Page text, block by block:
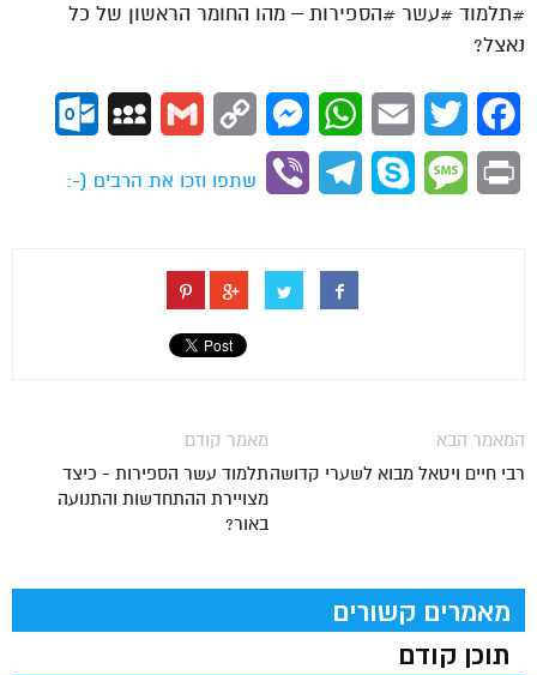
#תלמוד #עשר #הספירות – מהו החומר הראשון של כל
נאצל?
Facebook
Twitter
Email
WhatsApp
Messenger
Copy
Gmail
MySpace
Print
Message
Skype
Telegram
Viber
שתפו וזכו את הרבים (-:
מאמר קודם
תלמוד עשר הספירות - כיצד
מצויירת ההתחדשות והתנועה
באור?
המאמר הבא
רבי חיים ויטאל מבוא לשערי קדושה
מאמרים קשורים
תוכן קודם